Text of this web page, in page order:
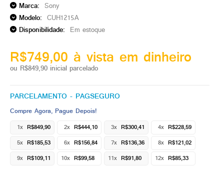
Marca: Sony
Modelo: CUH1215A
Disponibilidade: Em estoque
R$749,00 à vista em dinheiro
ou R$849,90 inicial parcelado
PARCELAMENTO - PAGSEGURO
Compre Agora, Pague Depois!
1x R$849,90 2x R$444,10 3x R$300,41 4x R$228,59
5x R$185,53 6x R$156,84 7x R$136,36 8x R$121,02
9x R$109,11 10x R$99,58 11x R$91,80 12x R$85,33